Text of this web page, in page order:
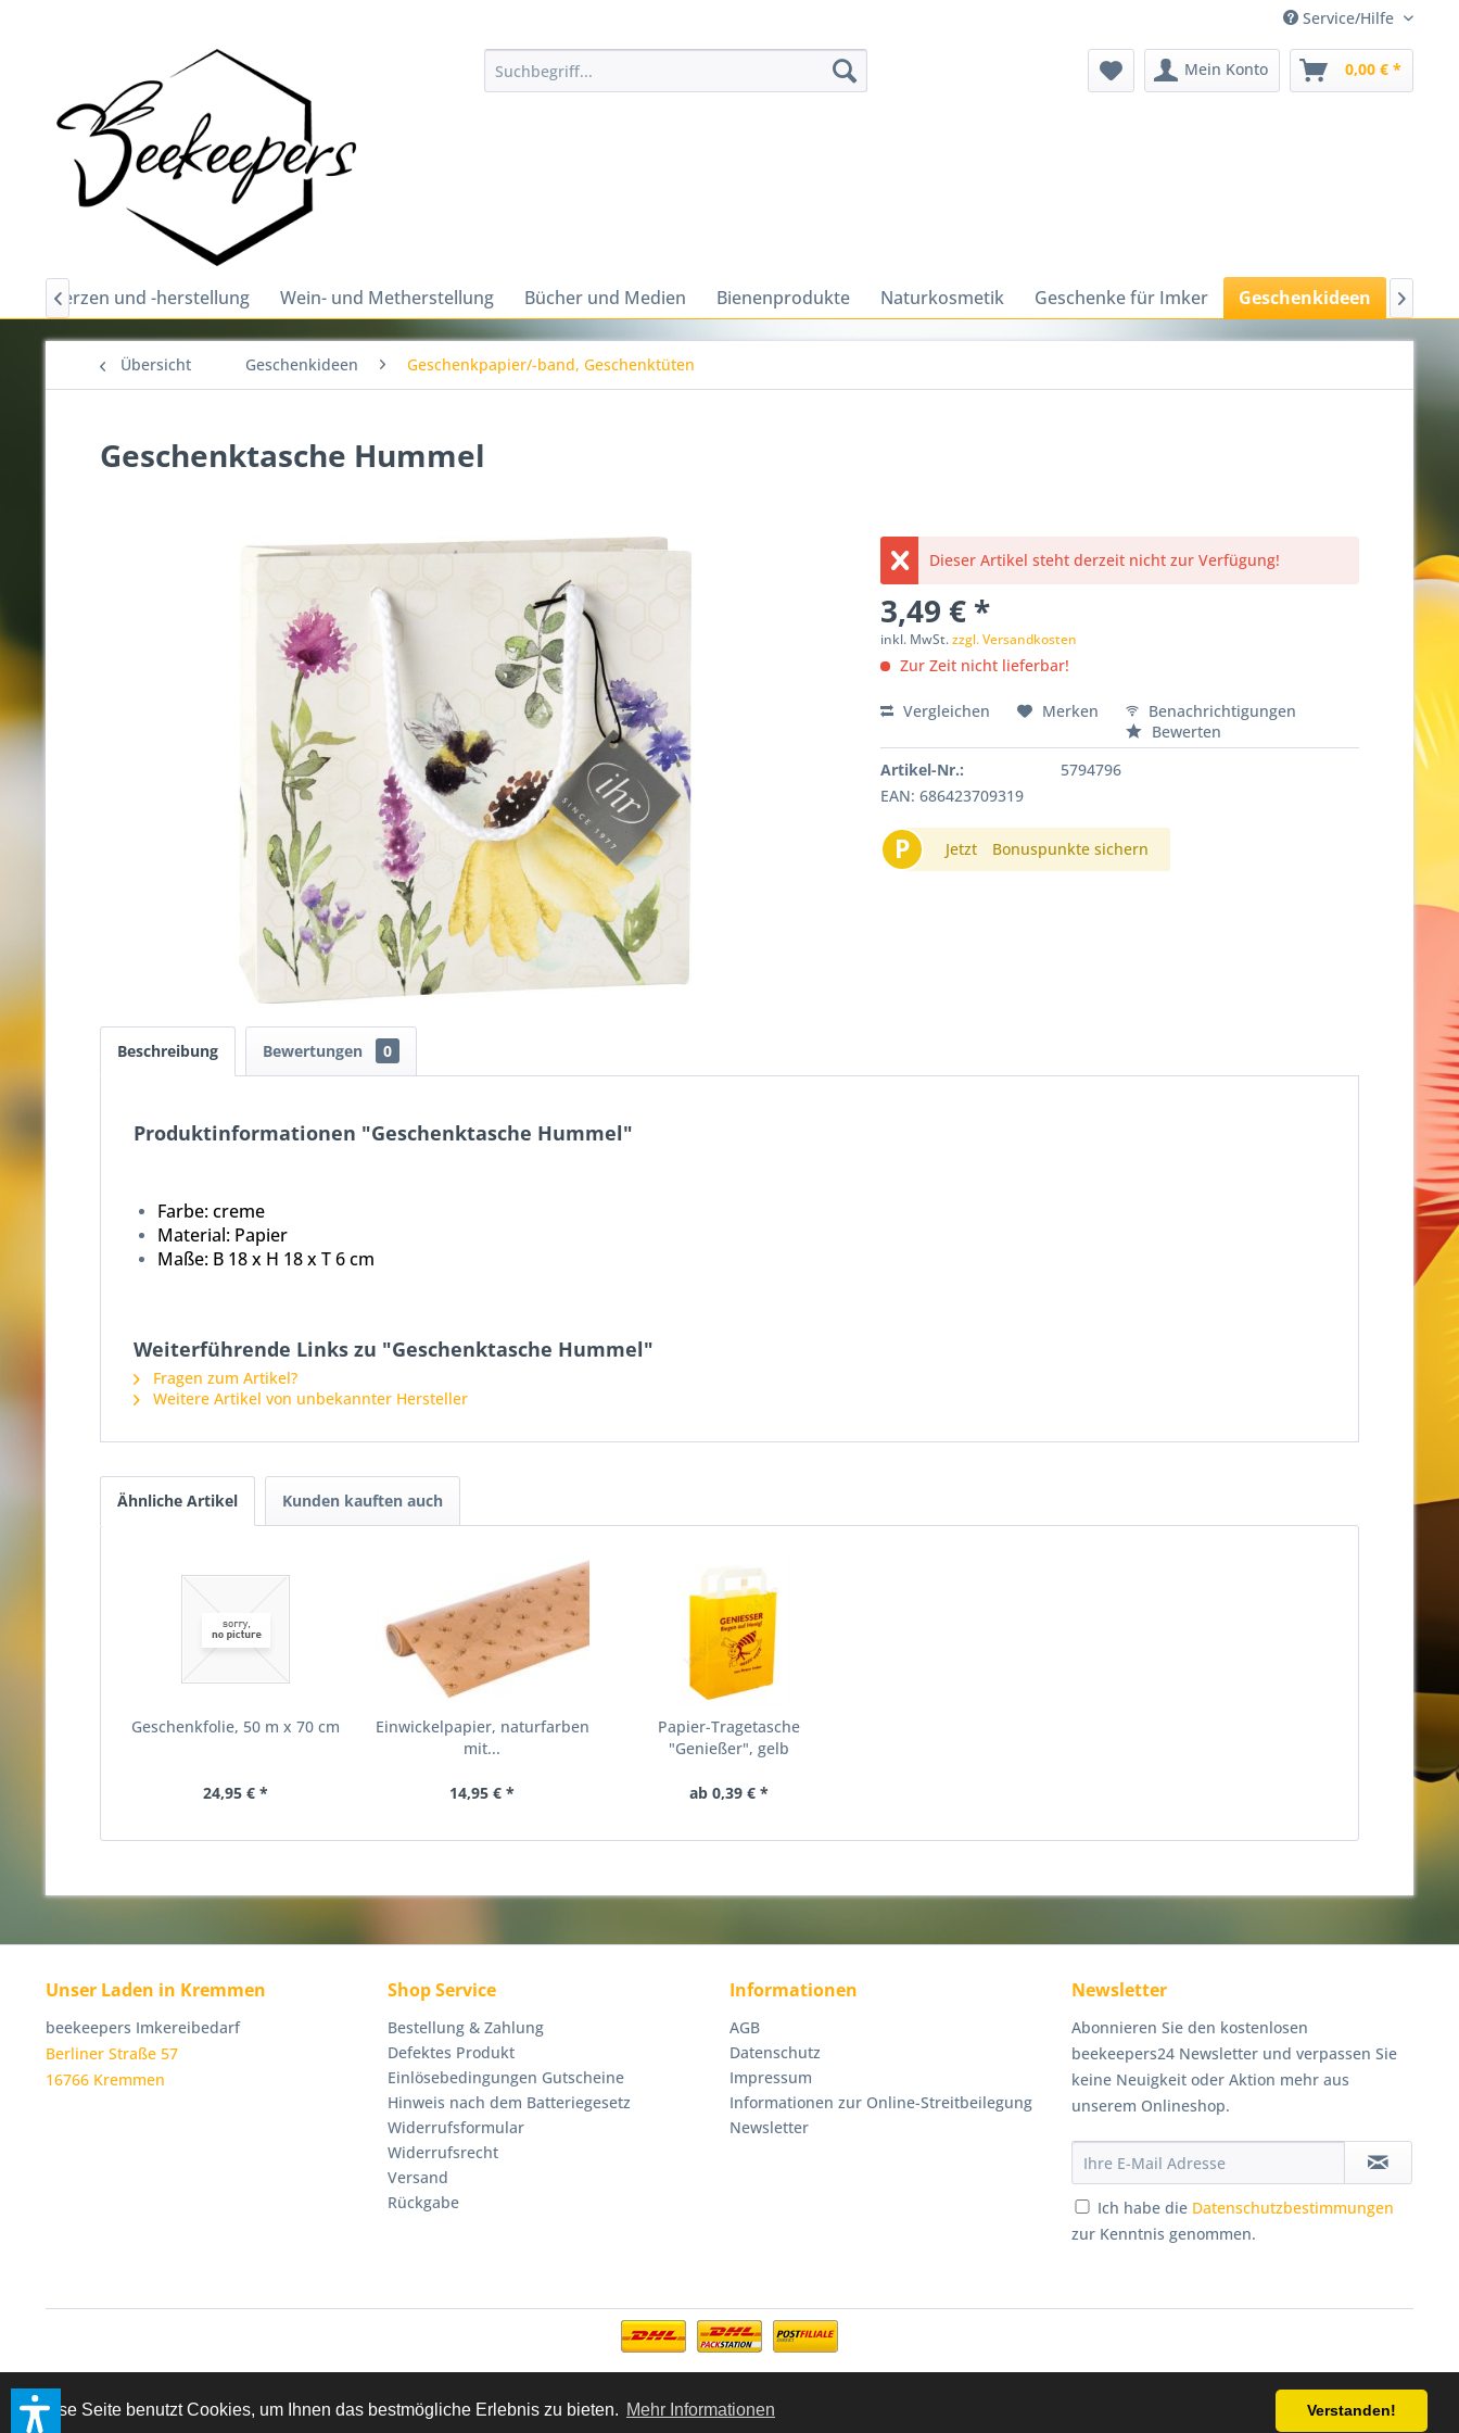
Diese Seite benutzt Cookies, um Ihnen das bestmögliche Erlebnis zu bieten. Mehr Informationen Verstanden!
Service/Hilfe
Mein Konto 0,00 € *
Kerzen und -herstellung Wein- und Metherstellung Bücher und Medien Bienenprodukte Naturkosmetik Geschenke für Imker Geschenkideen
 
Übersicht Geschenkideen Geschenkpapier/-band, Geschenktüten
Geschenktasche Hummel
Dieser Artikel steht derzeit nicht zur Verfügung!
3,49 € *
inkl. MwSt.zzgl. Versandkosten
Zur Zeit nicht lieferbar!
Vergleichen Merken
Benachrichtigungen
Bewerten
Artikel-Nr.:
5794796
EAN: 686423709319
P Jetzt Bonuspunkte sichern
Beschreibung Bewertungen 0
Produktinformationen "Geschenktasche Hummel"
Farbe: creme
Material: Papier
Maße: B 18 x H 18 x T 6 cm
Weiterführende Links zu "Geschenktasche Hummel"
Fragen zum Artikel?
Weitere Artikel von unbekannter Hersteller
Ähnliche Artikel Kunden kauften auch
Geschenkfolie, 50 m x 70 cm
24,95 € *
Einwickelpapier, naturfarben
mit...
14,95 € *
Papier-Tragetasche
"Genießer", gelb
ab 0,39 € *
Unser Laden in Kremmen
beekeepers Imkereibedarf
Berliner Straße 57
16766 Kremmen
Shop Service
Bestellung & Zahlung
Defektes Produkt
Einlösebedingungen Gutscheine
Hinweis nach dem Batteriegesetz
Widerrufsformular
Widerrufsrecht
Versand
Rückgabe
Informationen
AGB
Datenschutz
Impressum
Informationen zur Online-Streitbeilegung
Newsletter
Newsletter
Abonnieren Sie den kostenlosen
beekeepers24 Newsletter und verpassen Sie
keine Neuigkeit oder Aktion mehr aus
unserem Onlineshop.
Ich habe die Datenschutzbestimmungen
zur Kenntnis genommen.
* Alle Preise inkl. gesetzl. Mehrwertsteuer zzgl.Versandkostenund ggf. Nachnahmegebühren, wenn nicht anders beschrieben 033055/180641